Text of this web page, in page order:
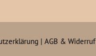
| AGB & Widerruf